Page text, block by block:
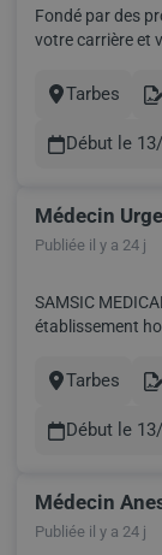
Fondé par des
votre carrière et
challenge
Ville
Tarbes
Début le
Médecin
Publiée il y a 24 j
SAMSIC
établissement
24h Rémunération : Nous
des...
Ville
Tarbes
Début le
Médecin
Publiée il y a 24 j